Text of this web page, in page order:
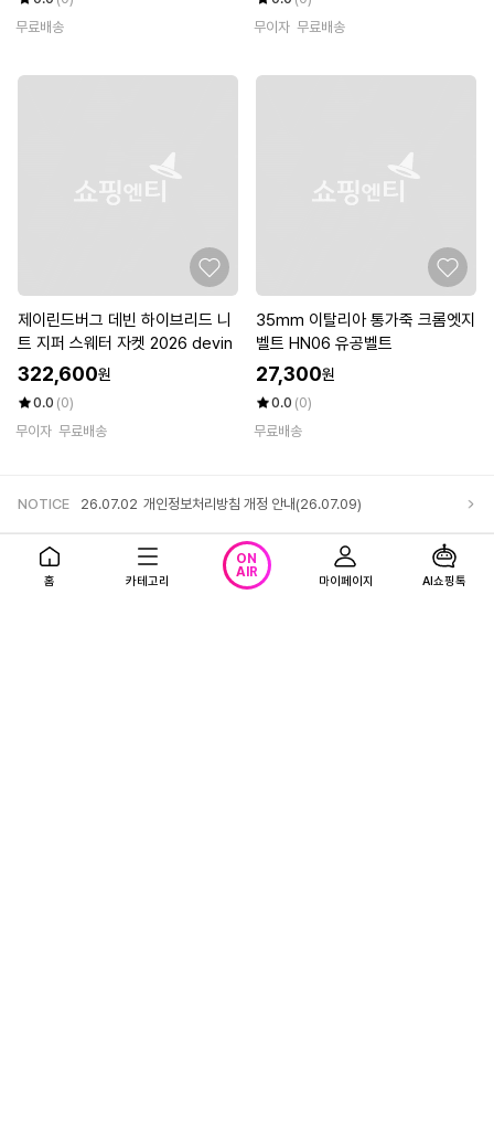
무료배송
무이자 무료배송
제이린드버그 데빈 하이브리드 니
트 지퍼 스웨터 자켓 2026 devin
322,600원
0.0 (0)
무이자 무료배송
35mm 이탈리아 통가죽 크롬엣지
벨트 HN06 유공벨트
27,300원
0.0 (0)
무료배송
NOTICE 26.07.02 개인정보처리방침 개정 안내(26.07.09)
앱다운로드 고객센터
홈 카테고리
ON
AIR
마이페이지 AI쇼핑톡